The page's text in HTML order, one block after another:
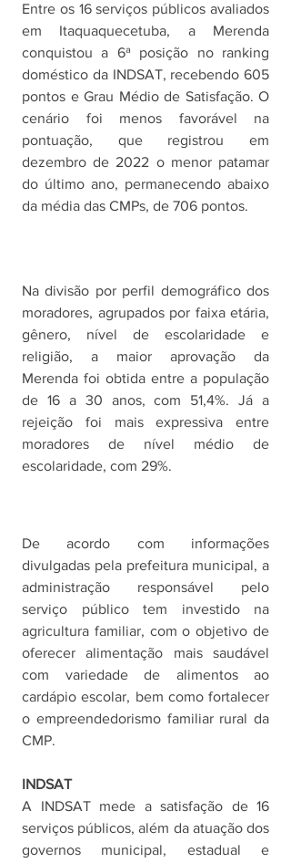
Entre os 16 serviços públicos avaliados
em Itaquaquecetuba, a Merenda
conquistou a 6ª posição no ranking
doméstico da INDSAT, recebendo 605
pontos e Grau Médio de Satisfação. O
cenário foi menos favorável na
pontuação, que registrou em
dezembro de 2022 o menor patamar
do último ano, permanecendo abaixo
da média das CMPs, de 706 pontos.
Na divisão por perfil demográfico dos
moradores, agrupados por faixa etária,
gênero, nível de escolaridade e
religião, a maior aprovação da
Merenda foi obtida entre a população
de 16 a 30 anos, com 51,4%. Já a
rejeição foi mais expressiva entre
moradores de nível médio de
escolaridade, com 29%.
De acordo com informações
divulgadas pela prefeitura municipal, a
administração responsável pelo
serviço público tem investido na
agricultura familiar, com o objetivo de
oferecer alimentação mais saudável
com variedade de alimentos ao
cardápio escolar, bem como fortalecer
o empreendedorismo familiar rural da
CMP.
INDSAT
A INDSAT mede a satisfação de 16
serviços públicos, além da atuação dos
governos municipal, estadual e